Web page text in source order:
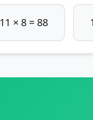
11 × 8 = 88